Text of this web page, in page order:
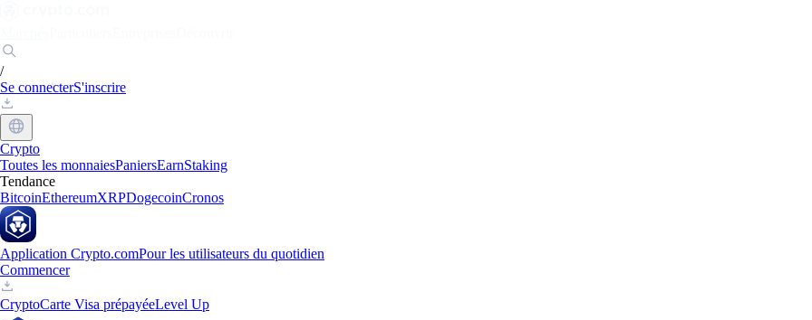
/
Se connecterS'inscrire
Crypto
Toutes les monnaiesPaniersEarnStaking
Tendance
BitcoinEthereumXRPDogecoinCronos
Application Crypto.comPour les utilisateurs du quotidien
Commencer
CryptoCarte Visa prépayéeLevel Up